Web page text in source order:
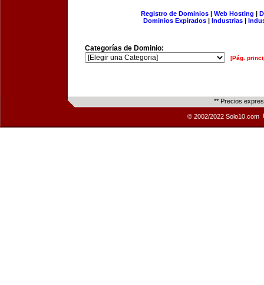
Registro de Dominios| Web Hosting |
Dominios Expirados | Industrias |
Categorías de Dominio:
[Pág.
** Precios
© 2002/2022 Solo10.com